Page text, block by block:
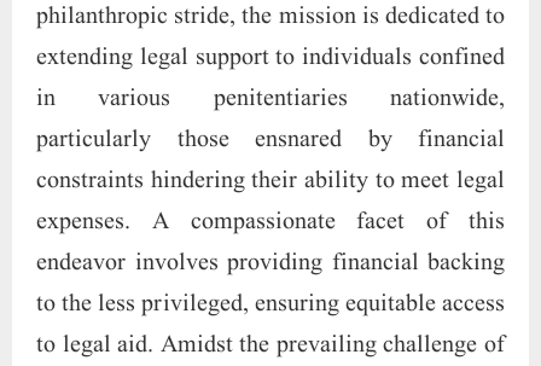
pervasive issue affecting every stratum of the
populace. In the realm of public welfare, a
pivotal component of the initiative is the
dissemination of knowledge regarding the
hazards associated with alcohol and other
intoxicants. Efforts are directed towards
imparting awareness about the dire
consequences of their consumption, coupled
with guidance on abstaining from these